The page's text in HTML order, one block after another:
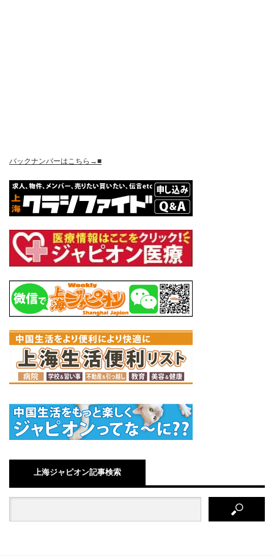
バックナンバーはこちら→■
上海ジャピオン記事検索